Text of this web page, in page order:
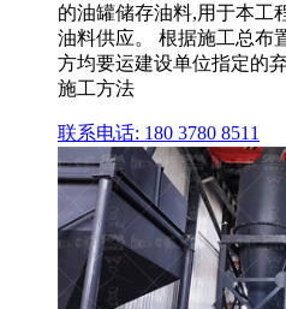
的油罐储存油料,用于本工
油料供应。 根据施工总布
方均要运建设单位指定的
施工方法
联系电话: 180 3780 8511